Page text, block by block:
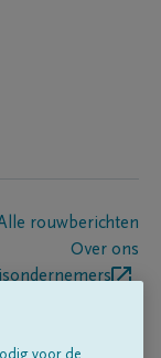
rouwberichten
Over ons